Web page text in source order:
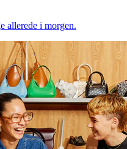
allerede i morgen.